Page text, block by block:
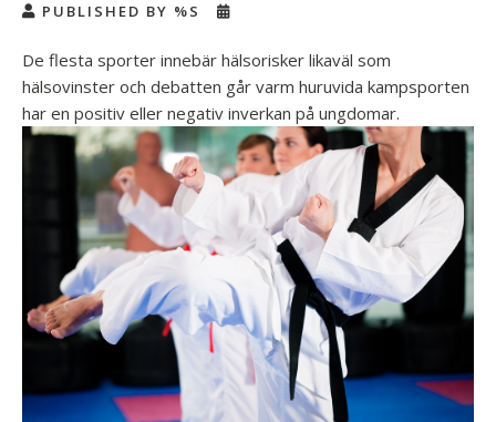
PUBLISHED BY %S
De flesta sporter innebär hälsorisker likaväl som
hälsovinster och debatten går varm huruvida kampsporten
har en positiv eller negativ inverkan på ungdomar.